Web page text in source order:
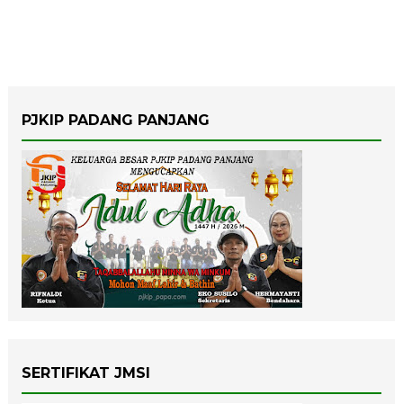
PJKIP PADANG PANJANG
SERTIFIKAT JMSI